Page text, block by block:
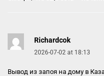
Richardcok
2026-07-02 at 18:13
Вывод из запоя на дому в